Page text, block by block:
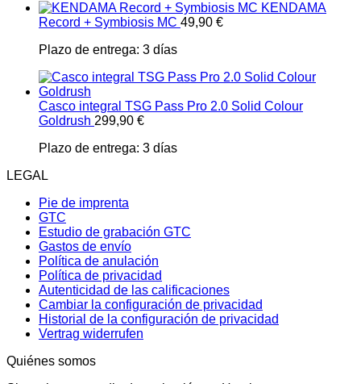
KENDAMA
Record + Symbiosis MC 49,90 €
Plazo de entrega: 3 días
Casco integral TSG Pass Pro 2.0 Solid Colour
Goldrush 299,90 €
Plazo de entrega: 3 días
LEGAL
Pie de imprenta
GTC
Estudio de grabación GTC
Gastos de envío
Política de anulación
Política de privacidad
Autenticidad de las calificaciones
Cambiar la configuración de privacidad
Historial de la configuración de privacidad
Vertrag widerrufen
Quiénes somos